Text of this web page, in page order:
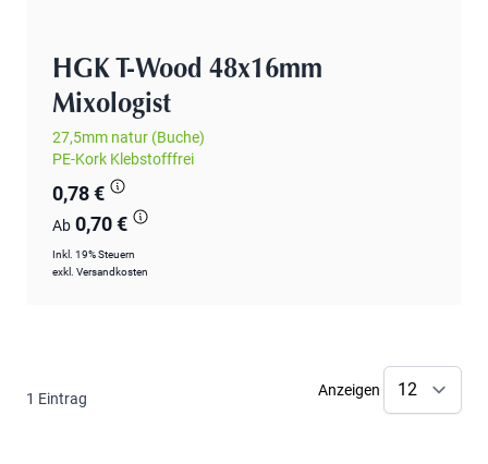
HGK T-Wood 48x16mm
Mixologist
27,5mm natur (Buche)
PE-Kork Klebstofffrei
0,78 €
Ab 0,70 €
Inkl. 19% Steuern
exkl. Versandkosten
1 Eintrag Anzeigen